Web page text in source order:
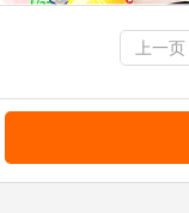
上一页